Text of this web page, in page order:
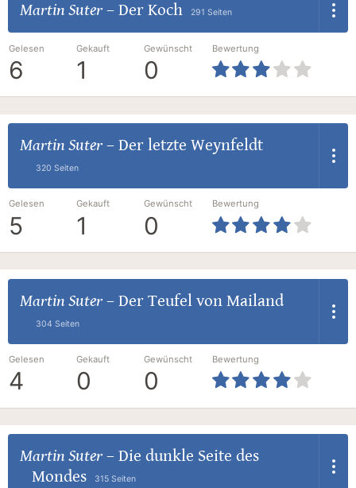
Martin Suter– Der Koch 291 Seiten
Gelesen
6
Gekauft
1
Gewünscht
0
Bewertung
Martin Suter– Der letzte Weynfeldt
320 Seiten
Gelesen
5
Gekauft
1
Gewünscht
0
Bewertung
Martin Suter– Der Teufel von Mailand
304 Seiten
Gelesen
4
Gekauft
0
Gewünscht
0
Bewertung
Martin Suter– Die dunkle Seite des
Mondes
315 Seiten